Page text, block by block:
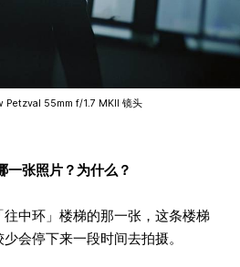
Petzval 55mm f/1.7 MKII 镜头
一张照片？为什么？
中环」楼梯的那一张，这条楼梯
会停下来一段时间去拍摄。